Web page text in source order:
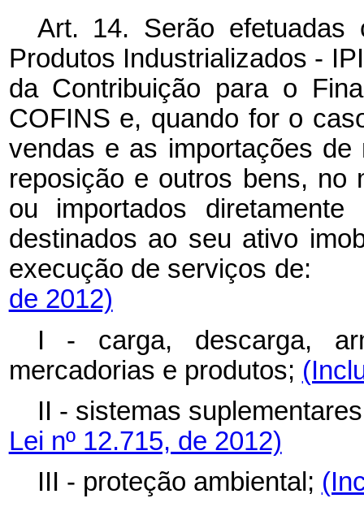
Art. 14. Serão efetuadas
Produtos Industrializados -
da Contribuição para o
COFINS e, quando for o
vendas e as importações de
reposição e outros bens, no
ou importados
destinados ao seu ativo
execução de serviços
de 2012)
I - carga, descarga,
mercadorias e produtos;
II - sistemas
Lei nº 12.715, de 2012)
III - proteção ambiental;